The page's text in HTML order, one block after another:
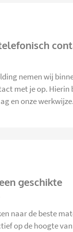
nemen wij
met je op. Hierin
en onze werkwijze.
geschikte
naar de beste
op de hoogte